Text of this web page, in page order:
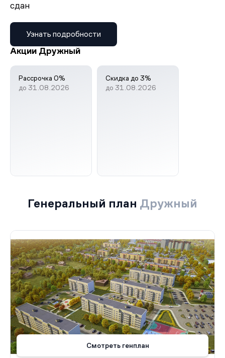
сдан
Узнать подробности
Акции Дружный
Рассрочка 0%
до 31.08.2026
Скидка до 3%
до 31.08.2026
Генеральный план Дружный
Смотреть генплан